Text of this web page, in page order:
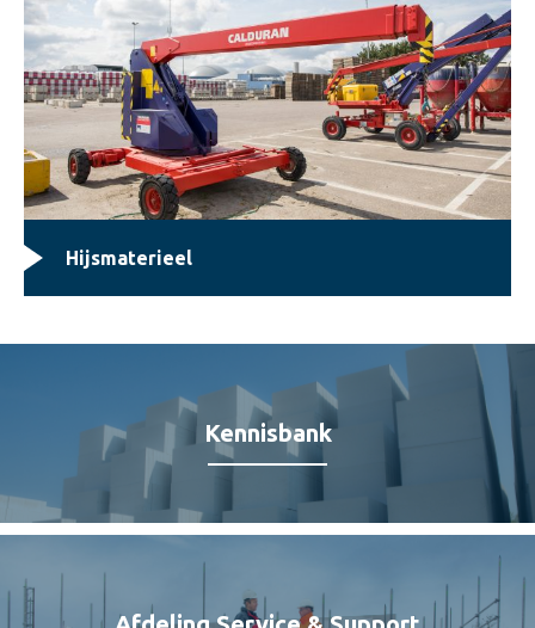
Hijsmaterieel
Kennisbank